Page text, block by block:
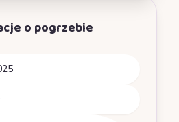
o pogrzebie